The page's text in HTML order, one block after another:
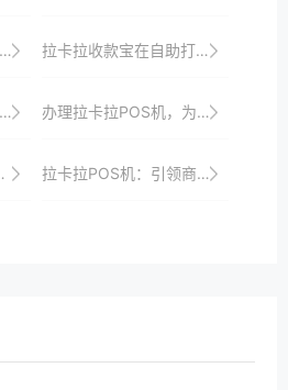
拉卡拉收款宝在自助打印支付的收款应用优势
办理拉卡拉POS机，为您的店铺带来更多机遇
拉卡拉POS机：引领商业支付新时代，创造无限可能